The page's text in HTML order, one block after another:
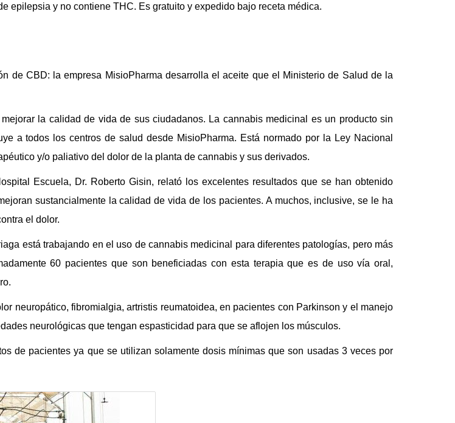
epilepsia y no contiene THC. Es gratuito y expedido bajo receta médica.
de CBD: la empresa MisioPharma desarrolla el aceite que el Ministerio de Salud de la
la calidad de vida de sus ciudadanos. La cannabis medicinal es un producto sin
a todos los centros de saluddesde MisioPharma. Está normado por la Ley Nacional
y/o paliativo del dolor de la planta de cannabis y sus derivados.
Escuela, Dr. Roberto Gisin, relató los excelentes resultados que se han obtenido
sustancialmente la calidad de vida de los pacientes. A muchos, inclusive, se le ha
el dolor.
está trabajando en el uso de cannabis medicinal para diferentes patologías, pero más
60 pacientes que son beneficiadas con esta terapia que es de uso vía oral,
neuropático, fibromialgia, artristis reumatoidea, en pacientes con Parkinson y el manejo
neurológicas que tengan espasticidad para que se aflojen los músculos.
de pacientes ya que se utilizan solamente dosis mínimasque son usadas3 veces por